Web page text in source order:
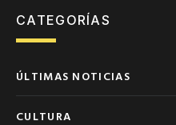
CATEGORÍAS
ÚLTIMAS NOTICIAS
CULTURA